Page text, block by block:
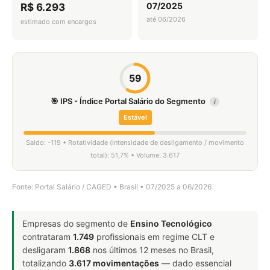
R$ 6.293
estimado com encargos
07/2025
até 06/2026
59
🎯 IPS - Índice Portal Salário do Segmento i
Estável
Saldo: -119 • Rotatividade (intensidade de desligamento / movimento
total): 51,7% • Volume: 3.617
Fonte: Portal Salário / CAGED • Brasil • 07/2025 a 06/2026
Empresas do segmento de Ensino Tecnológico
contrataram 1.749 profissionais em regime CLT e
desligaram 1.868 nos últimos 12 meses no Brasil,
totalizando 3.617 movimentações — dado essencial